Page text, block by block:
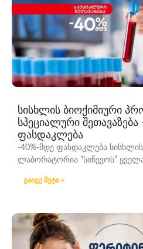
სისხლის ბიოქიმიური
სპეციალური შეთავაზება
ფასდაკლება
-40%-მდე ფასდაკლება
ლაბორატორია “სინევოს”
გაიგე მეტი »